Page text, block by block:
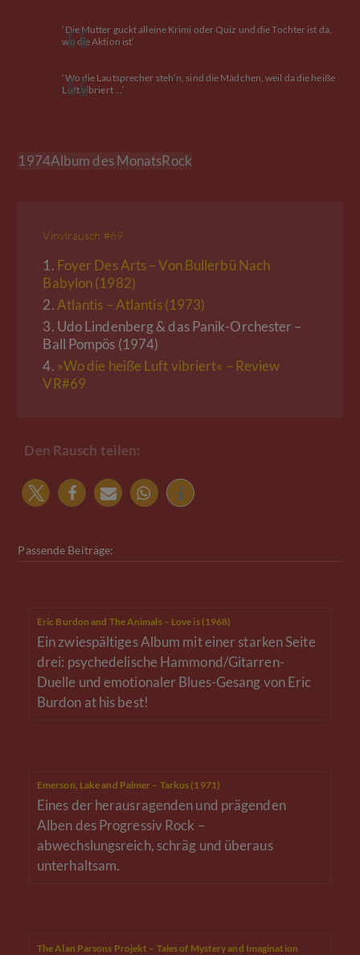
‘Die Mutter guckt alleine Krimi oder Quiz und die Tochter ist da,
wo die Aktion ist‘
‘Wo die Lautsprecher steh‘n, sind die Mädchen, weil da die heiße
Luft vibriert …‘
1974Album des MonatsRock
Vinylrausch #69
1. Foyer Des Arts – Von Bullerbü Nach
Babylon (1982)
2. Atlantis – Atlantis (1973)
3. Udo Lindenberg & das Panik-Orchester –
Ball Pompös (1974)
4. »Wo die heiße Luft vibriert« – Review
VR#69
Den Rausch teilen:
Passende Beiträge:
Eric Burdon and The Animals – Love is (1968)
Ein zwiespältiges Album mit einer starken Seite
drei: psychedelische Hammond/Gitarren-
Duelle und emotionaler Blues-Gesang von Eric
Burdon at his best!
Emerson, Lake and Palmer – Tarkus (1971)
Eines der herausragenden und prägenden
Alben des Progressiv Rock –
abwechslungsreich, schräg und überaus
unterhaltsam.
The Alan Parsons Projekt – Tales of Mystery and Imagination